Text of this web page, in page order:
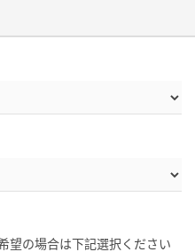
望の場合は下記選択ください